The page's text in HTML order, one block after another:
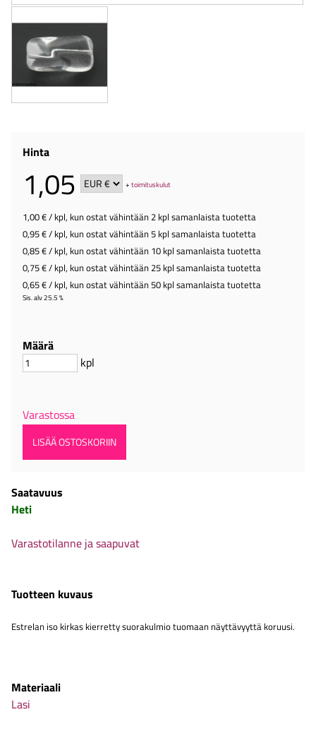
Hinta
1,05 +toimituskulut
1,00 €/ kpl, kun ostat vähintään 2 kpl samanlaista tuotetta
0,95 €/ kpl, kun ostat vähintään 5 kpl samanlaista tuotetta
0,85 €/ kpl, kun ostat vähintään 10 kpl samanlaista tuotetta
0,75 €/ kpl, kun ostat vähintään 25 kpl samanlaista tuotetta
0,65 €/ kpl, kun ostat vähintään 50 kpl samanlaista tuotetta
Sis. alv 25.5 %
Määrä
kpl
Varastossa
Saatavuus
Heti
Varastotilanne ja saapuvat
Tuotteen kuvaus
Estrelan iso kirkas kierretty suorakulmio tuomaan näyttävyyttä koruusi.
Materiaali
Lasi